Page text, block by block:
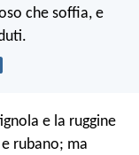
che soffia, e
e la ruggine
rubano; ma